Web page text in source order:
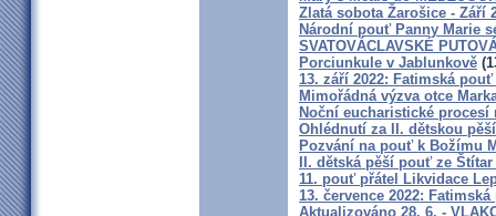
Zlatá sobota Žarošice - Září
Národní pouť Panny Marie
SVATOVÁCLAVSKÉ
Porciunkule v Jablunkově
13. září 2022: Fatimská
Mimořádná výzva otce
Noční eucharistické procesí
Ohlédnutí za II. dětskou
Pozvání na pouť k Božímu
II. dětská pěší pouť ze
11. pouť přátel Likvidace
13. července 2022:
Aktualizováno 28. 6. -